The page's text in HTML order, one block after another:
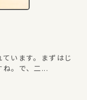
います。まずはじ
。で、二...